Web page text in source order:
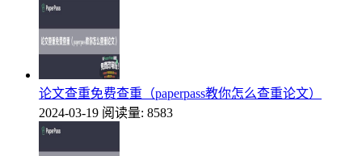
论文查重免费查重（paperpass教你怎么查重论文）
2024-03-19 阅读量: 8583